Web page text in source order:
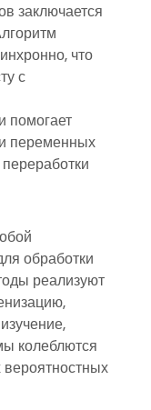
заключается
что
с
помогает
переменных
обработки
реализуют
колеблются